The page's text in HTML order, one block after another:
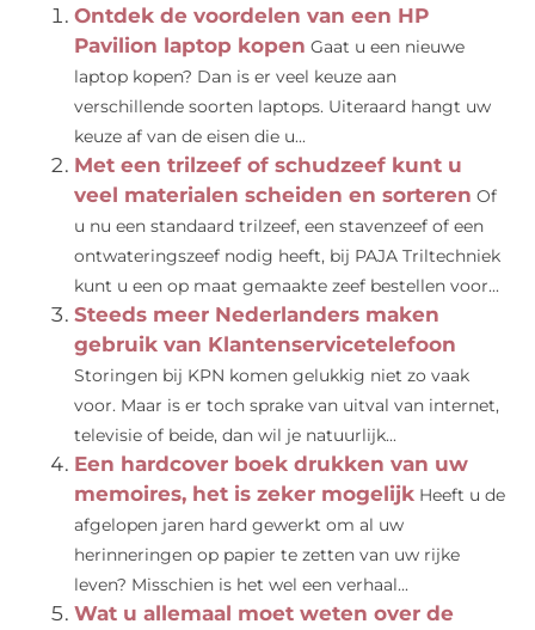
Ontdek de voordelen van een HP
Pavilion laptop kopen Gaat u een nieuwe
laptop kopen? Dan is er veel keuze aan
verschillende soorten laptops. Uiteraard hangt uw
keuze af van de eisen die u...
Met een trilzeef of schudzeef kunt u
veel materialen scheiden en sorteren Of
u nu een standaard trilzeef, een stavenzeef of een
ontwateringszeef nodig heeft, bij PAJA Triltechniek
kunt u een op maat gemaakte zeef bestellen voor...
Steeds meer Nederlanders maken
gebruik van Klantenservicetelefoon
Storingen bij KPN komen gelukkig niet zo vaak
voor. Maar is er toch sprake van uitval van internet,
televisie of beide, dan wil je natuurlijk...
Een hardcover boek drukken van uw
memoires, het is zeker mogelijk Heeft u de
afgelopen jaren hard gewerkt om al uw
herinneringen op papier te zetten van uw rijke
leven? Misschien is het wel een verhaal...
Wat u allemaal moet weten over de